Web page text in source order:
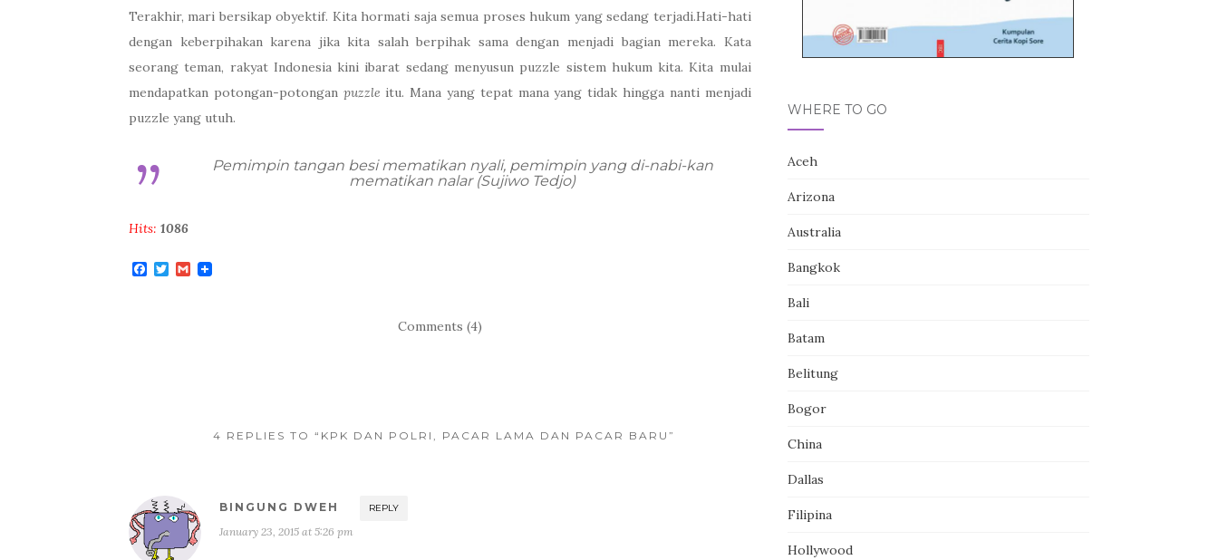
Terakhir, mari bersikap obyektif. Kita hormati saja semua proses hukum yang sedang terjadi.Hati-hati
dengan keberpihakan karena jika kita salah berpihak sama dengan menjadi bagian mereka. Kata
seorang teman, rakyat Indonesia kini ibarat sedang menyusun puzzle sistem hukum kita. Kita mulai
mendapatkan potongan-potonganpuzzle itu. Mana yang tepat mana yang tidak hingga nanti menjadi
puzzle yang utuh.
Pemimpin tangan besi mematikan nyali, pemimpin yang di-nabi-kan
mematikan nalar (Sujiwo Tedjo)
Hits: 1086
F
T
G
Comments (4)
4 REPLIES TO “KPK DAN POLRI, PACAR LAMA DAN PACAR BARU”
BINGUNG DWEH REPLY
January 23, 2015 at 5:26 pm
WHERE TO GO
Aceh
Arizona
Australia
Bangkok
Bali
Batam
Belitung
Bogor
China
Dallas
Filipina
Hollywood